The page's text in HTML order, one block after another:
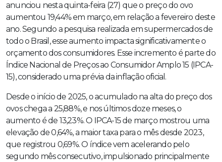
anunciou nesta quinta-feira (27) que o preço do ovo
aumentou 19,44% em março, em relação a fevereiro deste
ano. Segundo a pesquisa realizada em supermercados de
todo o Brasil, esse aumento impacta significativamente o
orçamento dos consumidores. Esse incremento é parte do
Índice Nacional de Preços ao Consumidor Amplo 15 (IPCA-
15), considerado uma prévia da inflação oficial.
Desde o início de 2025, o acumulado na alta do preço dos
ovos chega a 25,88%, e nos últimos doze meses, o
aumento é de 13,23%. O IPCA-15 de março mostrou uma
elevação de 0,64%, a maior taxa para o mês desde 2023,
que registrou 0,69%. O índice vem acelerando pelo
segundo mês consecutivo, impulsionado principalmente